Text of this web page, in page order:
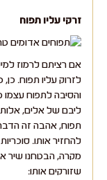
זרקי עליו תפוח
לזרוק עליו תפוח.
והסיבה לתפוח עצמו
ליבם של אלים,
תפוח, אהבה זה
להחזיר אותו.
מקרה, הבטחנו שיר
שזורקים אותו: